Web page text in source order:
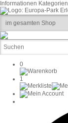
Informationen Kategorien
0
1